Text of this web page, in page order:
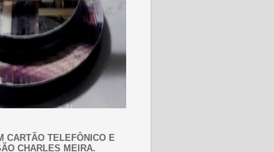
CARTÃO TELEFÔNICO E
CHARLES MEIRA.